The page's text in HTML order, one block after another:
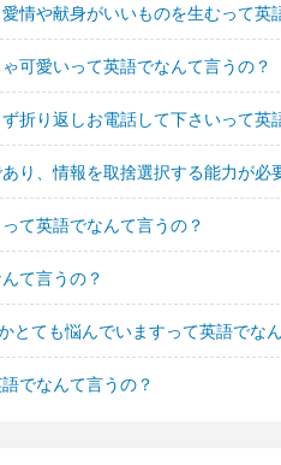
情や献身がいいものを生むって英
可愛いって英語でなんて言うの？
折り返しお電話して下さいって英
り、情報を取捨選択する能力が必
って英語でなんて言うの？
て言うの？
とても悩んでいますって英語でな
でなんて言うの？